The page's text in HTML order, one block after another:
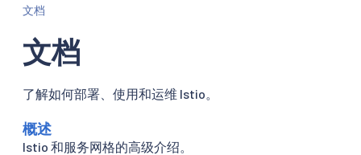
文档
文档
了解如何部署、使用和运维 Istio。
概述
Istio 和服务网格的高级介绍。